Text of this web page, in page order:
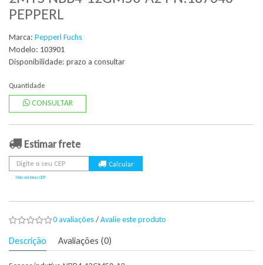
PEPPERL
Marca: Pepperl Fuchs
Modelo: 103901
Disponibilidade: prazo a consultar
Quantidade
CONSULTAR
Estimar frete
Não sei meu CEP
0 avaliações/Avalie este produto
Descrição Avaliações (0)